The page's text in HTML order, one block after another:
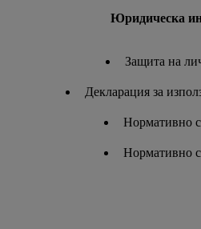
Юридическа
Защита на
Декларация за
Нормативно
Нормативно